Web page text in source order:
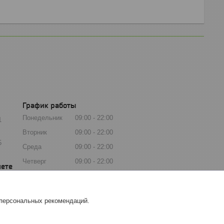
График работы
Понедельник 09:00
22:00
Вторник
09:00
22:00
Среда
09:00
22:00
Четверг
09:00
22:00
Воскресенье
09:00
рекомендаций.